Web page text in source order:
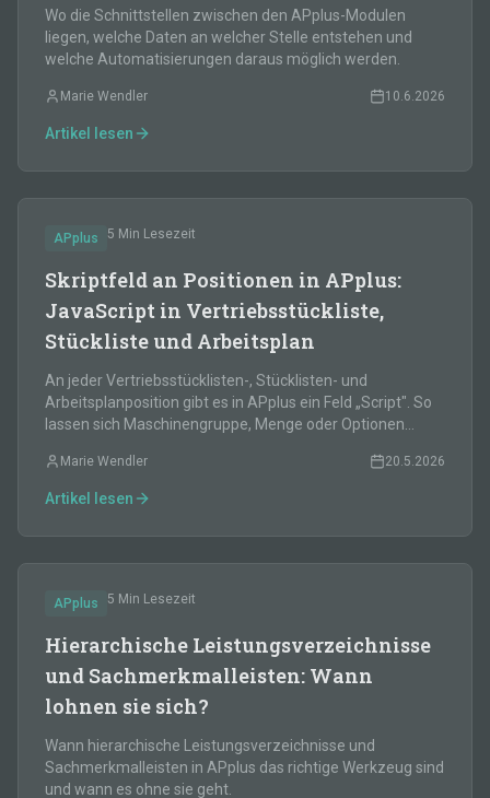
Wo die Schnittstellen zwischen den APplus-Modulen
liegen, welche Daten an welcher Stelle entstehen und
welche Automatisierungen daraus möglich werden.
Marie Wendler 10.6.2026
Artikel lesen
APplus 5 Min Lesezeit
Skriptfeld an Positionen in APplus:
JavaScript in Vertriebsstückliste,
Stückliste und Arbeitsplan
An jeder Vertriebsstücklisten-, Stücklisten- und
Arbeitsplanposition gibt es in APplus ein Feld „Script". So
lassen sich Maschinengruppe, Menge oder Optionen
Marie Wendler 20.5.2026
Artikel lesen
APplus 5 Min Lesezeit
Hierarchische Leistungsverzeichnisse
und Sachmerkmalleisten: Wann
lohnen sie sich?
Wann hierarchische Leistungsverzeichnisse und
Sachmerkmalleisten in APplus das richtige Werkzeug sind
und wann es ohne sie geht.